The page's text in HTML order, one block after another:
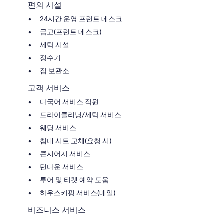
편의 시설
24시간 운영 프런트 데스크
금고(프런트 데스크)
세탁 시설
정수기
짐 보관소
고객 서비스
다국어 서비스 직원
드라이클리닝/세탁 서비스
웨딩 서비스
침대 시트 교체(요청 시)
콘시어지 서비스
턴다운 서비스
투어 및 티켓 예약 도움
하우스키핑 서비스(매일)
비즈니스 서비스